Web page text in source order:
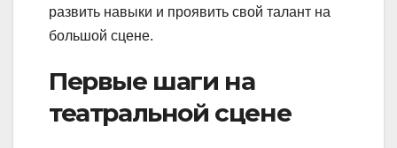
развить навыки и проявить свой талант на
большой сцене.
Первые шаги на
театральной сцене